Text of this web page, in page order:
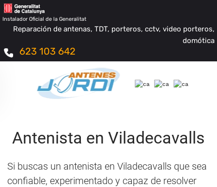
Instalador Oficial de la Generalitat
Reparación de antenas, TDT, porteros, cctv, video porteros,
domótica
623 103 642
Antenista en Viladecavalls
Si buscas un antenista en Viladecavalls que sea
confiable, experimentado y capaz de resolver